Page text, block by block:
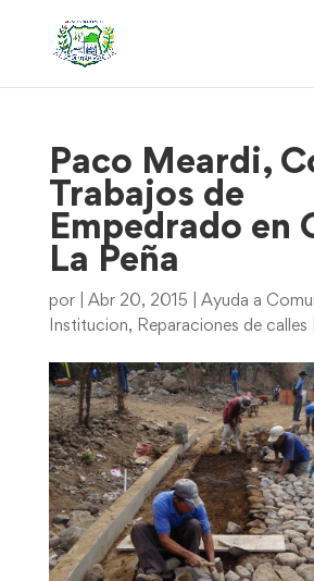
Paco Meardi,
Trabajos de
Empedrado en
La Peña
por Abr 20, 2015
Ayuda a
Institucion, Reparaciones de calles